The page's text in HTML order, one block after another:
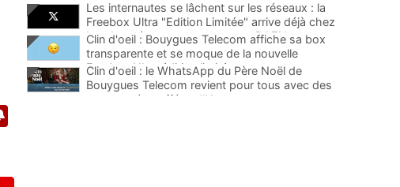
Les internautes se lâchent sur les réseaux : la
Freebox Ultra "Edition Limitée" arrive déjà chez
les abonnés, carton rouge pour DAZN
Clin d'oeil : Bouygues Telecom affiche sa box
transparente et se moque de la nouvelle
Freebox Ultra édition limitée
Clin d'oeil : le WhatsApp du Père Noël de
Bouygues Telecom revient pour tous avec des
nouveautés truffées d'IA